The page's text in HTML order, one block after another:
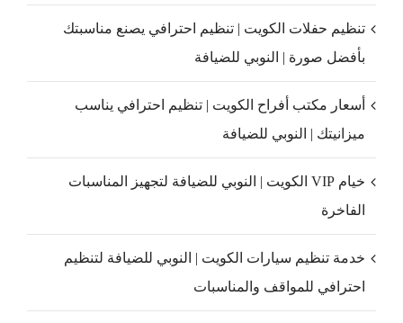
تنظيم حفلات الكويت | تنظيم احترافي يصنع مناسبتك
بأفضل صورة | النوبي للضيافة
أسعار مكتب أفراح الكويت | تنظيم احترافي يناسب
ميزانيتك | النوبي للضيافة
خيام VIP الكويت | النوبي للضيافة لتجهيز المناسبات
الفاخرة
خدمة تنظيم سيارات الكويت | النوبي للضيافة لتنظيم
احترافي للمواقف والمناسبات